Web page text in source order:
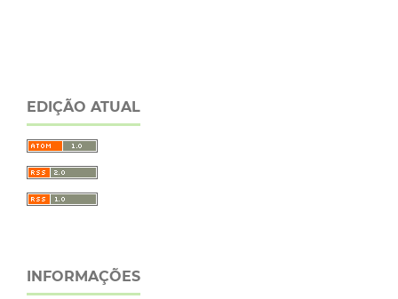
EDIÇÃO ATUAL
INFORMAÇÕES